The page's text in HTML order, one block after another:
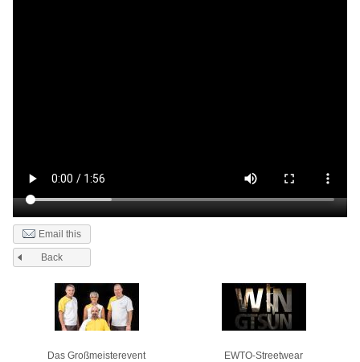
Email this
Back
Das Großmeisterevent EWTO-Streetwear
Pages